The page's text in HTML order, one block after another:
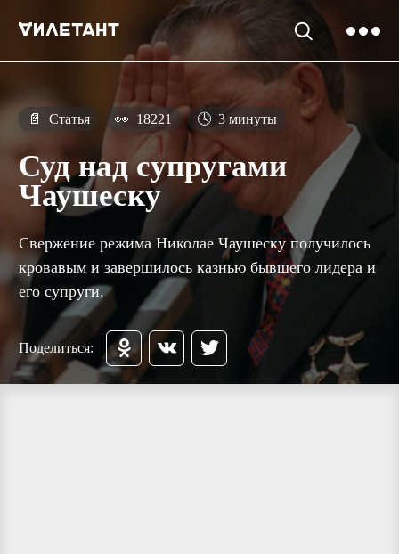
📄 Статья 👀 18221 🕓 3 минуты
Суд над супругами
Чаушеску
Свержение режима Николае Чаушеску получилось
кровавым и завершилось казнью бывшего лидера и
его супруги.
Поделиться: